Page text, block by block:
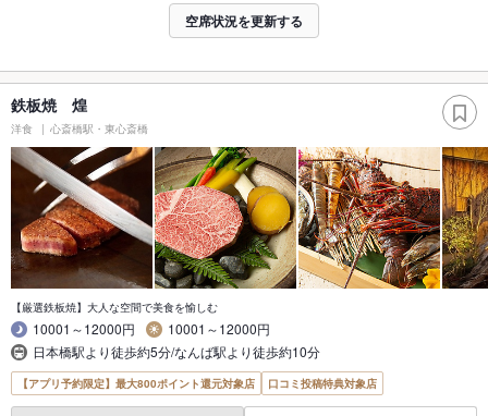
空席状況を更新する
鉄板焼 煌
洋食 心斎橋駅・東心斎橋
【厳選鉄板焼】大人な空間で美食を愉しむ
10001～12000円
10001～12000円
日本橋駅より徒歩約5分/なんば駅より徒歩約10分
【アプリ予約限定】最大800ポイント還元対象店 口コミ投稿特典対象店